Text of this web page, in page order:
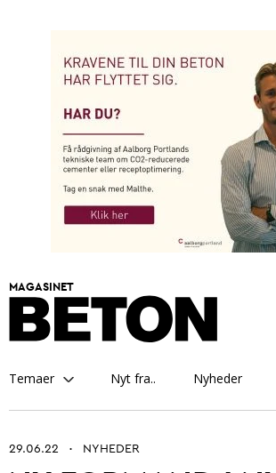
MAGASINET
Temaer Nyt fra.. Nyheder
29.06.22 • NYHEDER